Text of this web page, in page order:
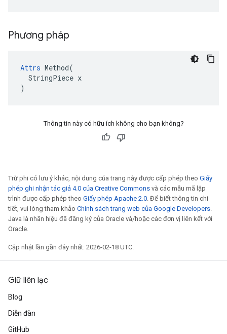
Phương pháp
Attrs Method(
  StringPiece x
)
Thông tin này có hữu ích không cho bạn không?
Trừ phi có lưu ý khác, nội dung của trang này được cấp phép theo Giấy
phép ghi nhận tác giả 4.0 của Creative Commons và các mẫu mã lập
trình được cấp phép theo Giấy phép Apache 2.0. Để biết thông tin chi
tiết, vui lòng tham khảo Chính sách trang web của Google Developers.
Java là nhãn hiệu đã đăng ký của Oracle và/hoặc các đơn vị liên kết với
Oracle.
Cập nhật lần gần đây nhất: 2026-02-18 UTC.
Giữ liên lạc
Blog
Diễn đàn
GitHub